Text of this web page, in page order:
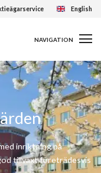
English
NAVIGATION
inriktning på
tillväxt företrädesvis